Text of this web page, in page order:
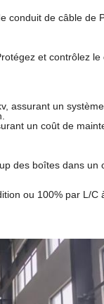
conduit de câble de
et contrôlez
assurant un système
un coût de
des boîtes dans un
ou 100% par L/C